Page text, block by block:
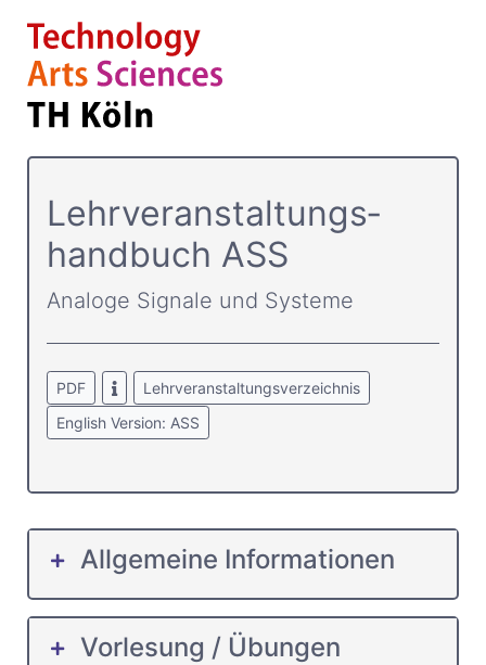
Lehrver­anstaltungs­
handbuch ASS
Analoge Signale und Systeme
PDF
Lehrveranstaltungsverzeichnis
English Version: ASS
Allgemeine Informationen
Vorlesung / Übungen